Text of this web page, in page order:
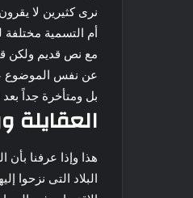
نرى كثيرين لا
أم التسمية مختلفة
مع نص قديم ولكن
عن نفس الموضوع
بل ومتأخرة جداً بعد
العقايلة
هذا وإذا عرفنا بأن
البلاد التى نزحوا